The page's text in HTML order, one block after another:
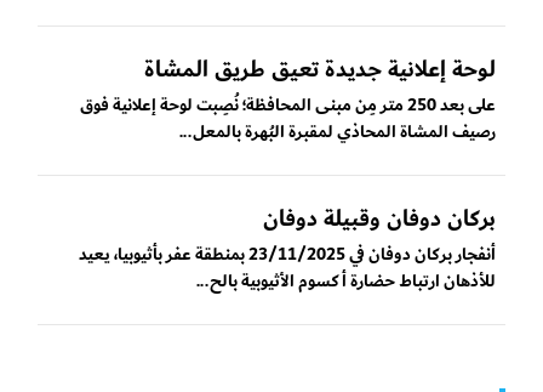
لوحة إعلانية جديدة تعيق طريق المشاة
على بعد 250 متر مِن مبنى المحافظة؛ نُصِبت لوحة إعلانية فوق
رصيف المشاة المحاذي لمقبرة البُهرة بالمعل...
بركان دوفان وقبيلة دوفان
أنفجار بركان دوفان في 23/11/2025 بمنطقة عفر بأثيوبيا، يعيد
للأذهان ارتباط حضارة أكسوم الأثيوبية بالح...